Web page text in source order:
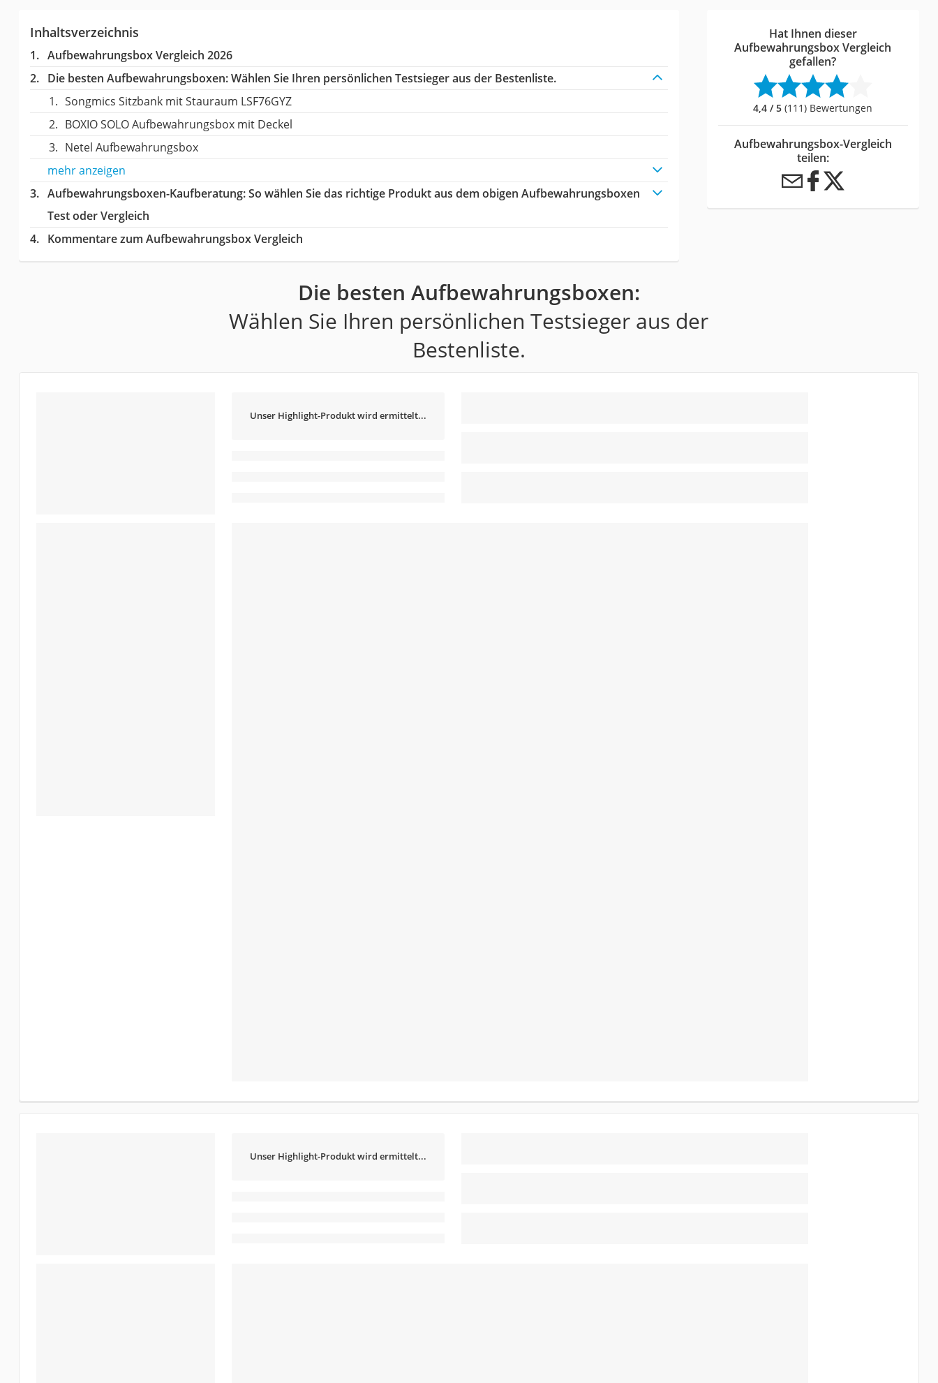
Inhaltsverzeichnis
Aufbewahrungsbox Vergleich 2026
Die besten Aufbewahrungsboxen:Wählen Sie Ihren persönlichen Testsieger aus der Bestenliste.
Songmics Sitzbank mit Stauraum LSF76GYZ
BOXIO SOLO Aufbewahrungsbox mit Deckel
Netel Aufbewahrungsbox
mehr anzeigen
Aufbewahrungsboxen-Kaufberatung: So wählen Sie das richtige Produkt aus dem obigen Aufbewahrungsboxen
Test oder Vergleich
Kommentare zum Aufbewahrungsbox Vergleich
Hat Ihnen dieser
Aufbewahrungsbox Vergleich
gefallen?
4,4 / 5 (111) Bewertungen
Aufbewahrungsbox-Vergleich
teilen:
Die besten Aufbewahrungsboxen:
Wählen Sie Ihren persönlichen Testsieger aus der
Bestenliste.
Unser Highlight-Produkt wird ermittelt...
Unser Highlight-Produkt wird ermittelt...